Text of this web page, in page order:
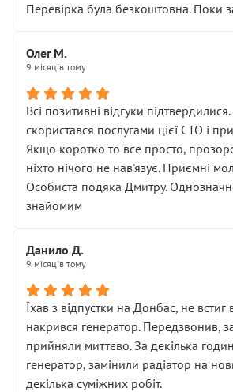
Перевірка була безкоштовна. Поки
Олег М.
9 місяців тому
Всі позитивні відгуки
скористався послугами цієї СТО і
Якщо коротко то все просто,
ніхто нічого не нав'язує. Приємні
Особиста подяка Дмитру.
знайомим
Данило Д.
9 місяців тому
Їхав з відпустки на Донбас, не встиг
накрився генератор. Передзвонив,
прийняли миттєво. За декілька
генератор, замінили радіатор на
декілька суміжних робіт.